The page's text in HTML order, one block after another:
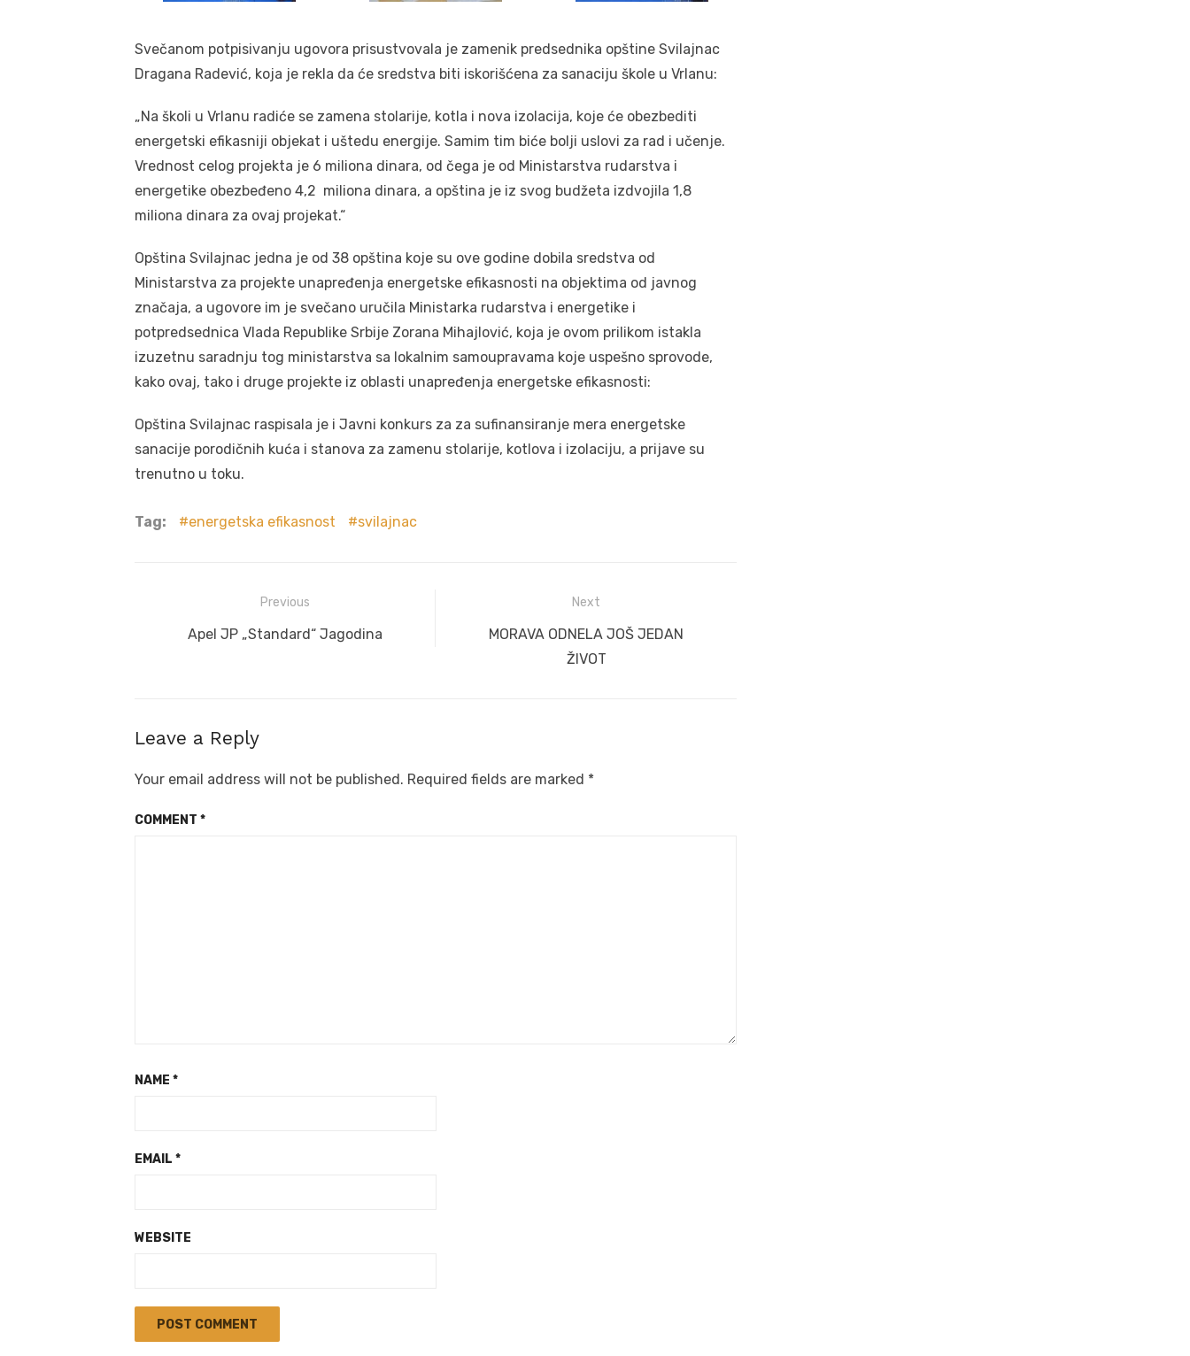
Svečanom potpisivanju ugovora prisustvovala je zamenik predsednika opštine Svilajnac
Dragana Radević, koja je rekla da će sredstva biti iskorišćena za sanaciju škole u Vrlanu:
„Na školi u Vrlanu radiće se zamena stolarije, kotla i nova izolacija, koje će obezbediti
energetski efikasniji objekat i uštedu energije. Samim tim biće bolji uslovi za rad i učenje.
Vrednost celog projekta je 6 miliona dinara, od čega je od Ministarstva rudarstva i
energetike obezbeđeno 4,2 miliona dinara, a opština je iz svog budžeta izdvojila 1,8
miliona dinara za ovaj projekat.“
Opština Svilajnac jedna je od 38 opština koje su ove godine dobila sredstva od
Ministarstva za projekte unapređenja energetske efikasnosti na objektima od javnog
značaja, a ugovore im je svečano uručila Ministarka rudarstva i energetike i
potpredsednica Vlada Republike Srbije Zorana Mihajlović, koja je ovom prilikom istakla
izuzetnu saradnju tog ministarstva sa lokalnim samoupravama koje uspešno sprovode,
kako ovaj, tako i druge projekte iz oblasti unapređenja energetske efikasnosti:
Opština Svilajnac raspisala je i Javni konkurs za za sufinansiranje mera energetske
sanacije porodičnih kuća i stanova za zamenu stolarije, kotlova i izolaciju, a prijave su
trenutno u toku.
Tag: energetska efikasnost svilajnac
navigation
Previous
Previous
Apel JP „Standard“ Jagodina
Next
NextMORAVA ODNELA JOŠ JEDAN
ŽIVOT
Leave a Reply
Your email address will not be published. Required fields are marked *
COMMENT *
NAME *
EMAIL *
WEBSITE